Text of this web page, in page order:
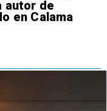
autor de
en Calama